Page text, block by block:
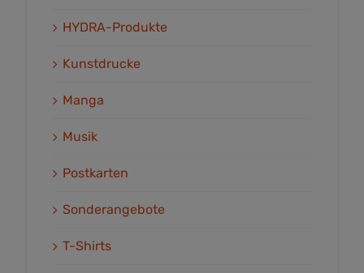
HYDRA-Produkte
Kunstdrucke
Manga
Musik
Postkarten
Sonderangebote
T-Shirts